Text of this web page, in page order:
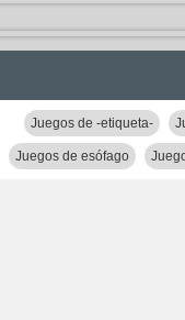
Juegos de -etiqueta-
Juegos de esófago